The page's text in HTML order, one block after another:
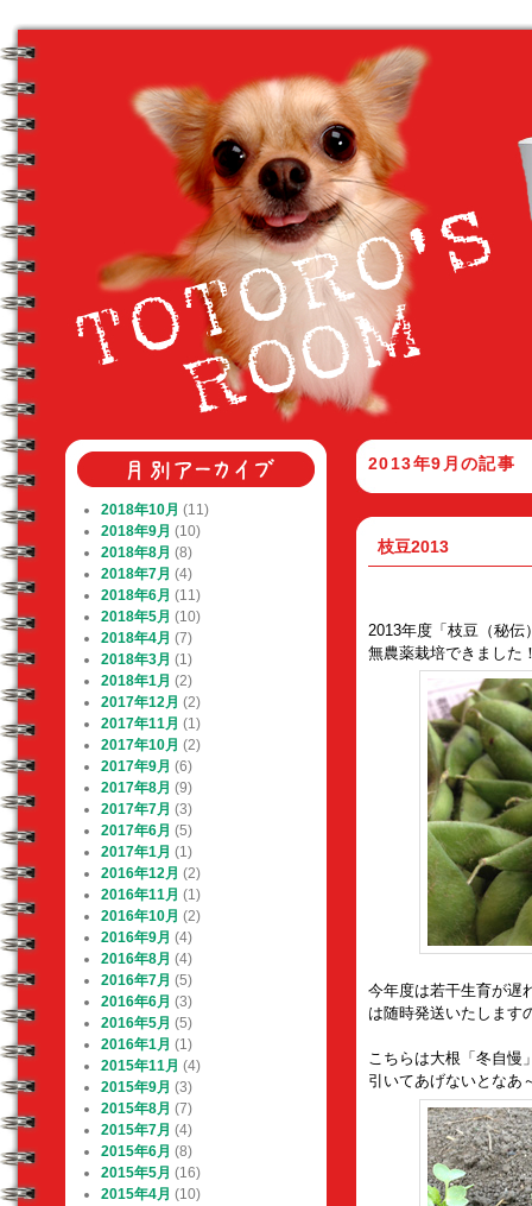
2013年9月の記事
枝豆2013
2013年度「枝豆（秘伝
無農薬栽培できました
今年度は若干生育が遅
は随時発送いたします
こちらは大根「冬自慢
引いてあげないとなあ
2018年10月 (11)
2018年9月 (10)
2018年8月 (8)
2018年7月 (4)
2018年6月 (11)
2018年5月 (10)
2018年4月 (7)
2018年3月 (1)
2018年1月 (2)
2017年12月 (2)
2017年11月 (1)
2017年10月 (2)
2017年9月 (6)
2017年8月 (9)
2017年7月 (3)
2017年6月 (5)
2017年1月 (1)
2016年12月 (2)
2016年11月 (1)
2016年10月 (2)
2016年9月 (4)
2016年8月 (4)
2016年7月 (5)
2016年6月 (3)
2016年5月 (5)
2016年1月 (1)
2015年11月 (4)
2015年9月 (3)
2015年8月 (7)
2015年7月 (4)
2015年6月 (8)
2015年5月 (16)
2015年4月 (10)